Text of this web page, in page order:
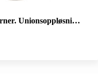
1905. Throndsen. Sølv. 35 mm